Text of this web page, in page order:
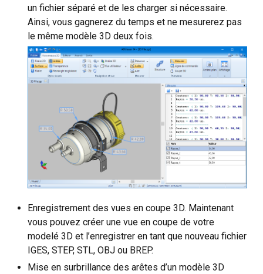
un fichier séparé et de les charger si nécessaire.
Ainsi, vous gagnerez du temps et ne mesurerez pas
le même modèle 3D deux fois.
Enregistrement des vues en coupe 3D. Maintenant
vous pouvez créer une vue en coupe de votre
modelé 3D et l’enregistrer en tant que nouveau fichier
IGES, STEP, STL, OBJ ou BREP.
Mise en surbrillance des arêtes d’un modèle 3D